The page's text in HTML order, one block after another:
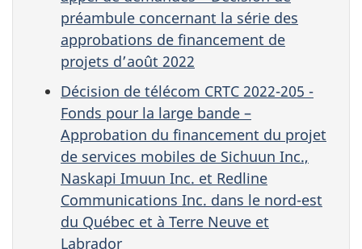
préambule concernant la série des
approbations de financement de
projets d’août 2022
Décision de télécom CRTC 2022-205 -
Fonds pour la large bande –
Approbation du financement du projet
de services mobiles de Sichuun Inc.,
Naskapi Imuun Inc. et Redline
Communications Inc. dans le nord-est
du Québec et à Terre Neuve et
Labrador